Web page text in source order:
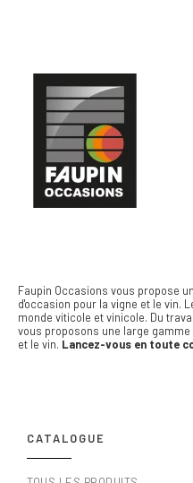
Faupin Occasions vous propose
d'occasion pour la vigne et le vin.
monde viticole et vinicole. Du
vous proposons une large
et le vin. Lancez-vous en toute
CATALOGUE